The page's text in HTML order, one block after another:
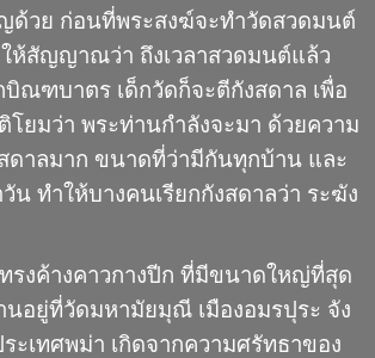
ด้วย ก่อนที่พระสงฆ์จะทำวัดสวดมนต์
ห้สัญญาณว่า ถึงเวลาสวดมนต์แล้ว
ณฑบาตร เด็กวัดก็จะตีกังสดาล เพื่อ
ยมว่า พระท่านกำลังจะมา ด้วยความ
ดาลมาก ขนาดที่ว่ามีกันทุกบ้าน และ
น ทำให้บางคนเรียกกังสดาลว่า ระฆัง
รงค้างคาวกางปีก ที่มีขนาดใหญ่ที่สุด
นอยู่ที่วัดมหามัยมุณี เมืองอมรปุระ จัง
ะเทศพม่า เกิดจากความศรัทธาของ